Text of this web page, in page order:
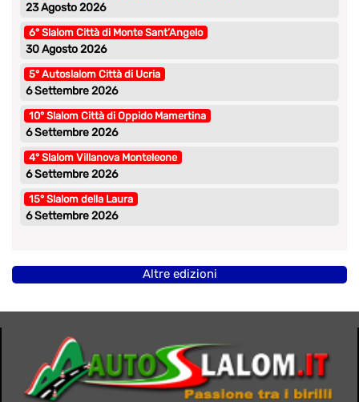
23 Agosto 2026
6° Slalom Città di Monte Sant’Angelo
30 Agosto 2026
5° Autoslalom Città di Ucria
6 Settembre 2026
10° Slalom Città di Oppido Mamertina
6 Settembre 2026
4° Slalom Villanova Monteleone
6 Settembre 2026
15° Slalom della Laura
6 Settembre 2026
Altre edizioni